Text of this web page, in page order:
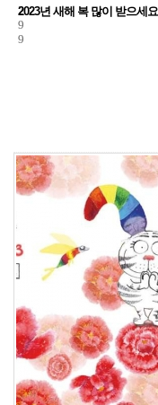
2
9
9
2023년 새해 복 많이 받으세